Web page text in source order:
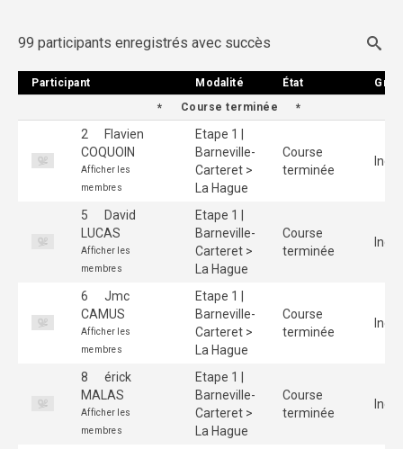
99 participants enregistrés avec succès
Participant Modalité État
Course terminée
2
Flavien
COQUOIN
Afficher les
membres
Etape 1 |
Barneville-
Carteret >
La Hague
Course
terminée
5
David
LUCAS
Afficher les
membres
Etape 1 |
Barneville-
Carteret >
La Hague
Course
terminée
6
Jmc
CAMUS
Afficher les
membres
Etape 1 |
Barneville-
Carteret >
La Hague
Course
terminée
8
érick
MALAS
Afficher les
membres
Etape 1 |
Barneville-
Carteret >
La Hague
Course
terminée
Participant Modalité État